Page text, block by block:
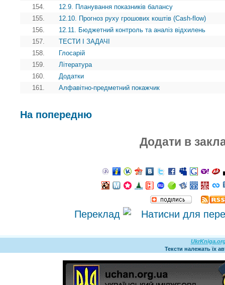
154.
12.9. Планування показників балансу
155.
12.10. Прогноз руху грошових коштів (Cash-flow)
156.
12.11. Бюджетний контроль та аналіз відхилень
157.
ТЕСТИ І ЗАДАЧІ
158.
Глосарій
159.
Література
160.
Додатки
161.
Алфавітно-предметний покажчик
На попередню
Додати в
Переклад
Тексти належать їх